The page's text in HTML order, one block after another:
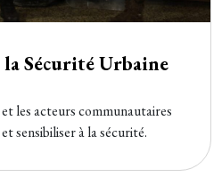
Sécurité Urbaine
les acteurs communautaires
sensibiliser à la sécurité.